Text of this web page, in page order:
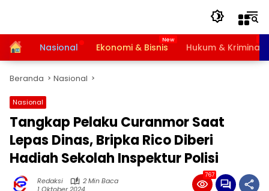
HomeNasional Ekonomi & Bisnis Hukum & Kriminal
Beranda Nasional
Nasional
Tangkap Pelaku Curanmor Saat
Lepas Dinas, Bripka Rico Diberi
Hadiah Sekolah Inspektur Polisi
Redaksi
2 Min Baca
1 Oktober 2024
767